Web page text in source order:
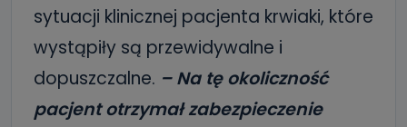
sytuacji klinicznej pacjenta krwiaki, które
wystąpiły są przewidywalne i
dopuszczalne. – Na tę okoliczność
pacjent otrzymał zabezpieczenie